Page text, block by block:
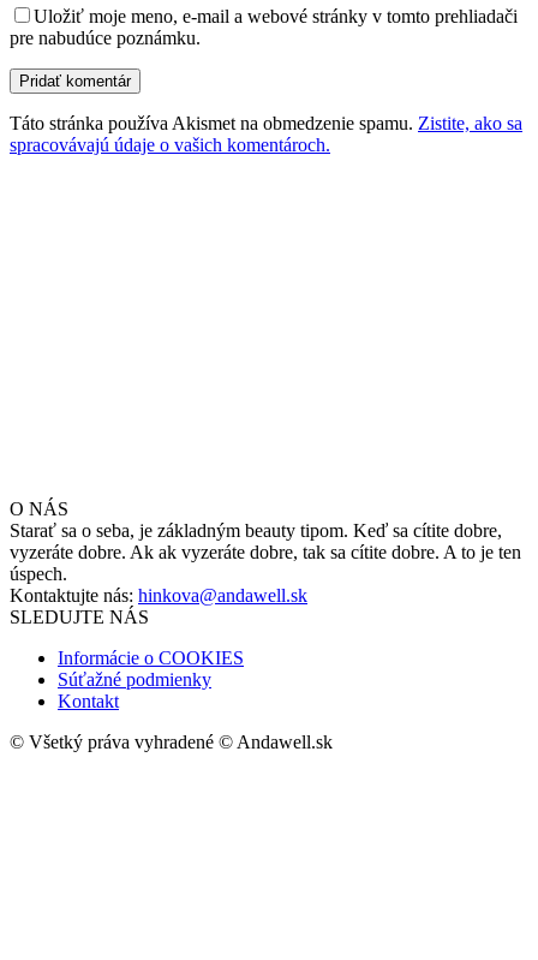
Uložiť moje meno, e-mail a webové stránky v tomto prehliadači
pre nabudúce poznámku.
Táto stránka používa Akismet na obmedzenie spamu. Zistite, ako sa
spracovávajú údaje o vašich komentároch.
O NÁS
Starať sa o seba, je základným beauty tipom. Keď sa cítite dobre,
vyzeráte dobre. Ak ak vyzeráte dobre, tak sa cítite dobre. A to je ten
úspech.
Kontaktujte nás: hinkova@andawell.sk
SLEDUJTE NÁS
Informácie o COOKIES
Súťažné podmienky
Kontakt
© Všetký práva vyhradené © Andawell.sk